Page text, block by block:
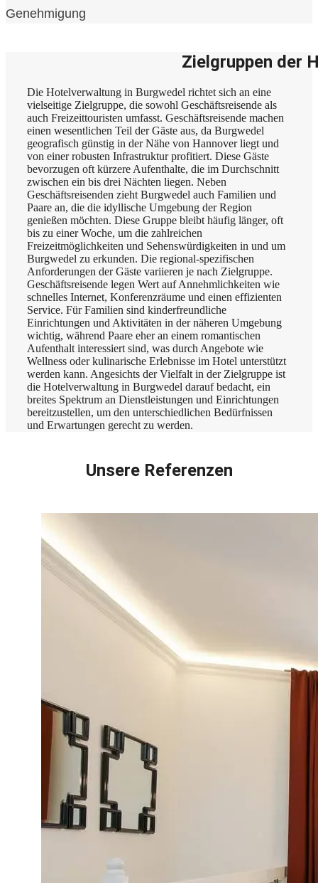
Genehmigung
Zielgruppen der
Die Hotelverwaltung in Burgwedel richtet sich an eine
vielseitige Zielgruppe, die sowohl Geschäftsreisende als
auch Freizeittouristen umfasst. Geschäftsreisende machen
einen wesentlichen Teil der Gäste aus, da Burgwedel
geografisch günstig in der Nähe von Hannover liegt und
von einer robusten Infrastruktur profitiert. Diese Gäste
bevorzugen oft kürzere Aufenthalte, die im Durchschnitt
zwischen ein bis drei Nächten liegen. Neben
Geschäftsreisenden zieht Burgwedel auch Familien und
Paare an, die die idyllische Umgebung der Region
genießen möchten. Diese Gruppe bleibt häufig länger, oft
bis zu einer Woche, um die zahlreichen
Freizeitmöglichkeiten und Sehenswürdigkeiten in und um
Burgwedel zu erkunden. Die regional-spezifischen
Anforderungen der Gäste variieren je nach Zielgruppe.
Geschäftsreisende legen Wert auf Annehmlichkeiten wie
schnelles Internet, Konferenzräume und einen effizienten
Service. Für Familien sind kinderfreundliche
Einrichtungen und Aktivitäten in der näheren Umgebung
wichtig, während Paare eher an einem romantischen
Aufenthalt interessiert sind, was durch Angebote wie
Wellness oder kulinarische Erlebnisse im Hotel unterstützt
werden kann. Angesichts der Vielfalt in der Zielgruppe ist
die Hotelverwaltung in Burgwedel darauf bedacht, ein
breites Spektrum an Dienstleistungen und Einrichtungen
bereitzustellen, um den unterschiedlichen Bedürfnissen
und Erwartungen gerecht zu werden.
Unsere Referenzen